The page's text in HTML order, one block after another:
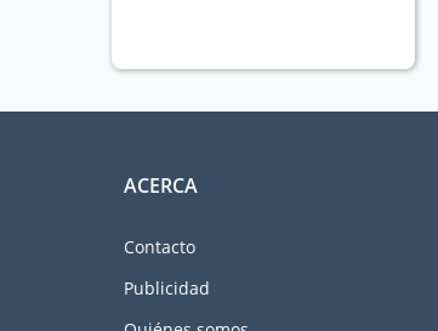
ACERCA
Contacto
Publicidad